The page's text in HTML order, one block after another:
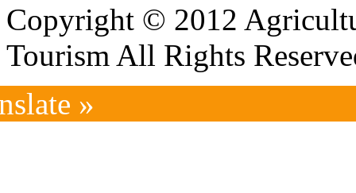
Copyright © 2012
Tourism All Rights
»